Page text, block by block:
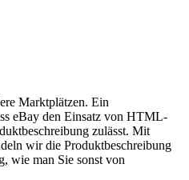
Marktplätzen. Ein
eBay den Einsatz von HTML-
zulässt. Mit
wir die Produktbeschreibung
wie man Sie sonst von